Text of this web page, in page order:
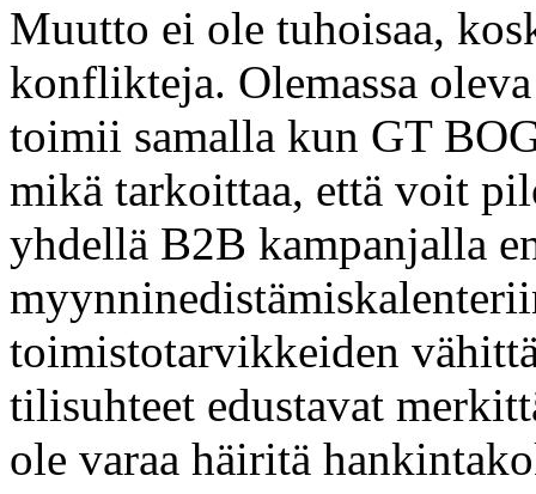
Muutto ei ole tuhoisaa,
konflikteja. Olemassa
toimii samalla kun GT
mikä tarkoittaa, että voit
yhdellä B2B kampanjalla
toimistotarvikkeiden
tilisuhteet edustavat
ole varaa häiritä